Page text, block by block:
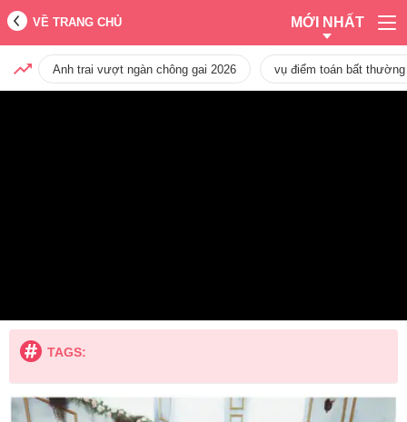
VỀ TRANG CHỦ MỚI NHẤT
Anh trai vượt ngàn chông gai 2026 vụ điểm toán bất
TAGS: